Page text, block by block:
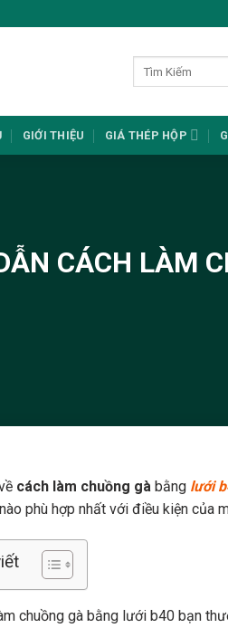
GIỚI THIỆU GIÁ THÉP HỘP
CÁCH LÀM
cách làm chuồng gà bằng lưới
phù hợp nhất với điều kiện của
chuồng gà bằng lưới b40 bạn